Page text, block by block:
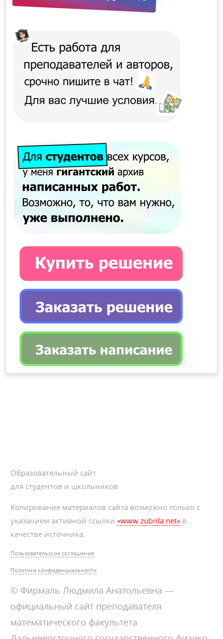
Образовательный сайт
для студентов и школьников
Копирование материалов сайта возможно только с
указанием активной ссылки«www.zubrila.net» в
качестве источника.
Пользовательское соглашение
Политика конфиденциальности
© Фирмаль Людмила Анатольевна —
официальный сайт преподавателя
математического факультета